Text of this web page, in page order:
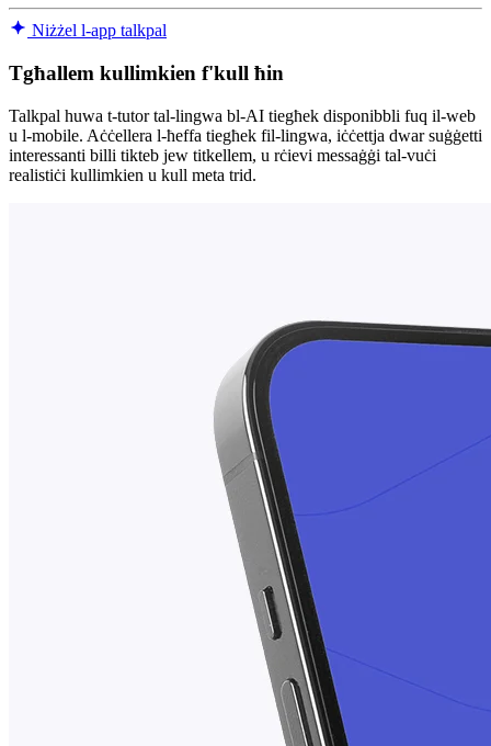
Niżżel l-app talkpal
Tgħallem kullimkien f'kull ħin
Talkpal huwa t-tutor tal-lingwa bl-AI tiegħek disponibbli fuq il-web
u l-mobile. Aċċellera l-ħeffa tiegħek fil-lingwa, iċċettja dwar suġġetti
interessanti billi tikteb jew titkellem, u rċievi messaġġi tal-vuċi
realistiċi kullimkien u kull meta trid.